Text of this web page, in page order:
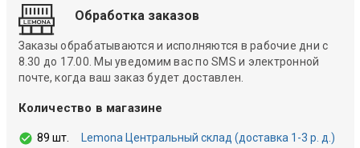
Обработка заказов
Заказы обрабатываются и исполняются в рабочие дни с
8.30 до 17.00. Мы уведомим вас по SMS и электронной
почте, когда ваш заказ будет доставлен.
Количество в магазине
89 шт.
Lemona Центральный склад (доставка 1-3 р. д.)